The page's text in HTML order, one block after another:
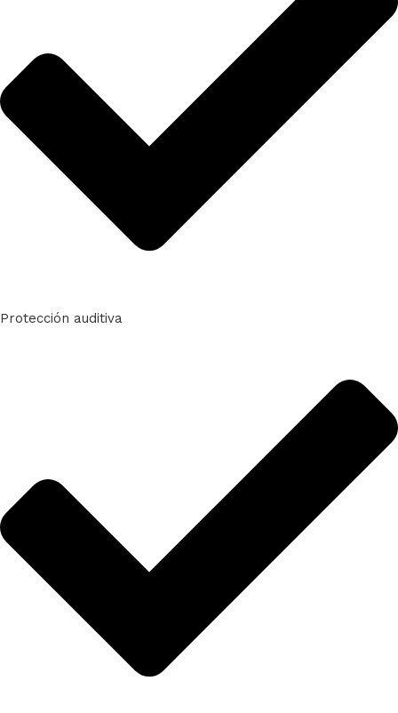
Protección auditiva